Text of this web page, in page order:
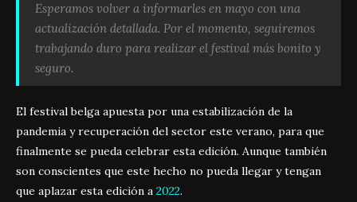
Esperamos volver a informarles en mayo con una
actualización detallada. Por el momento, seguiremos
trabajando duro para realizar el festival más bonito y
seguro.
El festival belga apuesta por una estabilización de la
pandemia y recuperación del sector este verano, para que
finalmente se pueda celebrar esta edición. Aunque también
son conscientes que este hecho no pueda llegar y tengan
que aplazar esta edición a 2022.